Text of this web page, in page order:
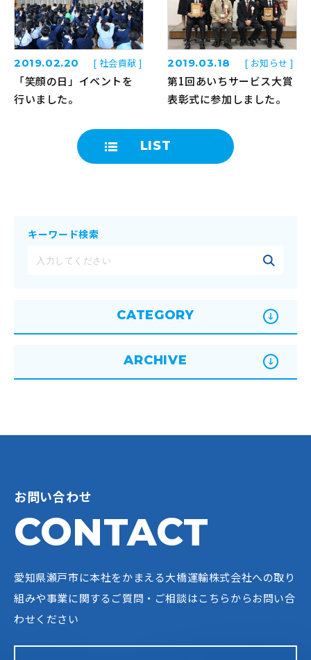
2019.02.20 [ 社会貢献 ]
「笑顔の日」イベントを
行いました。
LIST
2019.03.18 [ お知らせ ]
第1回あいちサービス大賞
表彰式に参加しました。
キーワード検索
CATEGORY
ARCHIVE
お問い合わせ
CONTACT
愛知県瀬戸市に本社をかまえる大橋運輸株式会社への取り
組みや事業に関するご質問・ご相談はこちらからお問い合
わせください